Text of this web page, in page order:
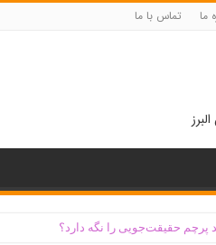
ما تماس با ما
پرچم حقیقت‌جویی را نگه دارد؟